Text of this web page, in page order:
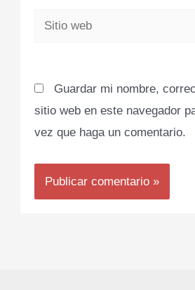
Sitio
Guardar mi nombre,
sitio web en este navegador
vez que haga un comentario.